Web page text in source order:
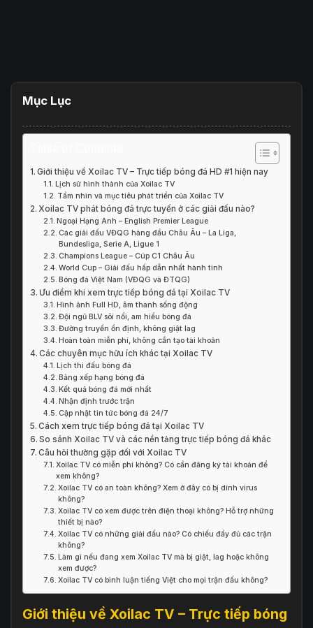
Mục Lục
Giới thiệu về Xoilac TV – Trực tiếp bóng đá HD #1 hiện nay
Lịch sử hình thành của Xoilac TV
Tầm nhìn và mục tiêu phát triển của Xoilac TV
Xoilac TV phát bóng đá trực tuyến ở các giải đấu nào?
Ngoại Hạng Anh – English Premier League
Các giải đấu VĐQG hàng đầu Châu Âu – La Liga,
Bundesliga, Serie A, Ligue 1
Champions League – Cúp C1 Châu Âu
World Cup – Giải đấu hấp dẫn nhất hành tinh
Bóng đá Việt Nam (VĐQG và ĐTQG)
Ưu điểm khi xem trực tiếp bóng đá tại Xoilac TV
Hình ảnh Full HD, âm thanh sống động
Đội ngũ BLV sôi nổi, am hiểu bóng đá
Đường truyền ổn định, không giật lag
Hoàn toàn miễn phí, không cần tạo tài khoản
Các chuyên mục hữu ích khác tại Xoilac TV
Lịch thi đấu bóng đá
Bảng xếp hạng bóng đá
Kết quả bóng đá mới nhất
Nhận định trước trận
Cập nhật tin tức bóng đá 24/7
Cách xem trực tiếp bóng đá tại Xoilac TV
So sánh Xoilac TV và các nền tảng trực tiếp bóng đá khác
Câu hỏi thường gặp đối với Xoilac TV
Xoilac TV có miễn phí không? Có cần đăng ký tài khoản để
xem không?
Xoilac TV có an toàn không? Xem ở đây có bị dính virus
không?
Xoilac TV có xem được trên điện thoại không? Hỗ trợ những
thiết bị nào?
Xoilac TV có những giải đấu nào? Có chiếu đầy đủ các trận
không?
Làm gì nếu đang xem Xoilac TV mà bị giật, lag hoặc không
xem được?
Xoilac TV có bình luận tiếng Việt cho mọi trận đấu không?
Giới thiệu về Xoilac TV – Trực tiếp bóng